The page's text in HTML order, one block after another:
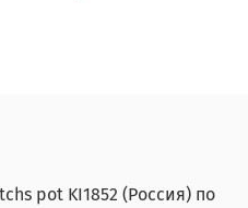
pot KI1852 (Россия) по